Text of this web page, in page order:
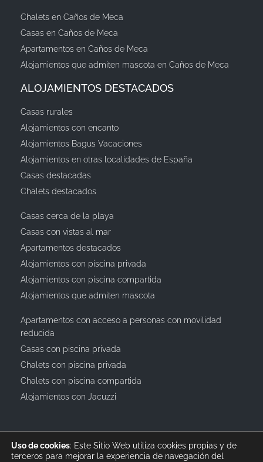
Chalets en Caños de Meca
Casas en Caños de Meca
Apartamentos en Caños de Meca
Alojamientos que admiten mascota en Caños de Meca
ALOJAMIENTOS DESTACADOS
Casas rurales
Alojamientos con encanto
Alojamientos Bagus Vacaciones
Alojamientos en otras localidades de España
Casas destacadas
Chalets destacados
Casas cerca de la playa
Casas con vistas al mar
Apartamentos destacados
Alojamientos con piscina privada
Alojamientos con piscina compartida
Alojamientos que admiten mascota
Apartamentos con acceso a personas con movilidad
reducida
Casas con piscina privada
Chalets con piscina privada
Chalets con piscina compartida
Alojamientos con Jacuzzi
Uso de cookies: Este Sitio Web utiliza cookies propias y de
terceros para mejorar la experiencia de navegación del